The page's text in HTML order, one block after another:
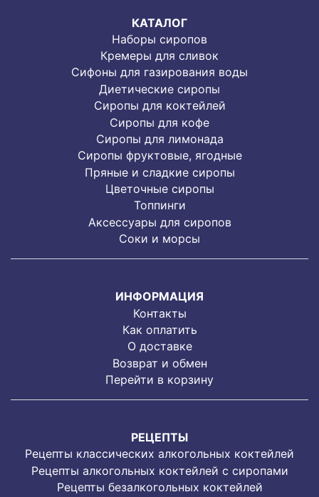
КАТАЛОГ
Наборы сиропов
Кремеры для сливок
Сифоны для газирования воды
Диетические сиропы
Сиропы для коктейлей
Сиропы для кофе
Сиропы для лимонада
Cиропы фруктовые, ягодные
Пряные и сладкие сиропы
Цветочные сиропы
Топпинги
Аксессуары для сиропов
Соки и морсы
ИНФОРМАЦИЯ
Контакты
Как оплатить
О доставке
Возврат и обмен
Перейти в корзину
РЕЦЕПТЫ
Рецепты классических алкогольных коктейлей
Рецепты алкогольных коктейлей с сиропами
Рецепты безалкогольных коктейлей